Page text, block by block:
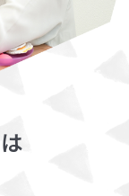
は